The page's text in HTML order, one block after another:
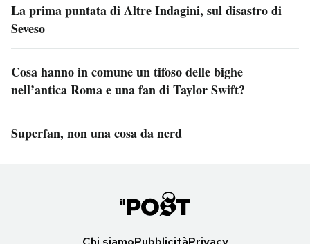
La prima puntata di Altre Indagini, sul disastro di
Seveso
Cosa hanno in comune un tifoso delle bighe
nell’antica Roma e una fan di Taylor Swift?
Superfan, non una cosa da nerd